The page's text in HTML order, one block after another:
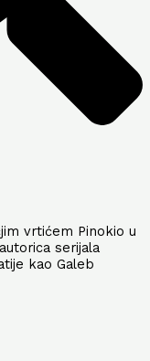
vrtićem Pinokio u
serijala
kao Galeb